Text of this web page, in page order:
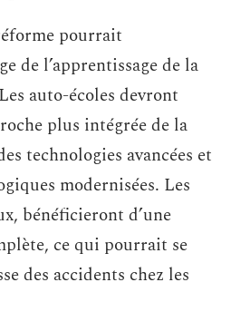
pourrait
de l’apprentissage de la
auto-écoles devront
plus intégrée de la
technologies avancées et
modernisées. Les
bénéficieront d’une
ce qui pourrait se
des accidents chez les